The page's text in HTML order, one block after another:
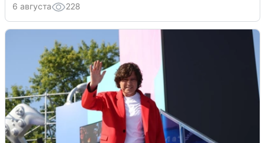
6 августа 228